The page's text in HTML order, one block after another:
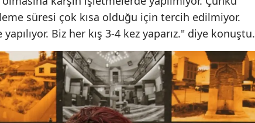
Mardin
Muğla
Muş
Nevşehir
Niğde
süresi çok kısa olduğu için tercih edilmiyor.
Biz her kış 3-4 kez yaparız." diye konuştu.